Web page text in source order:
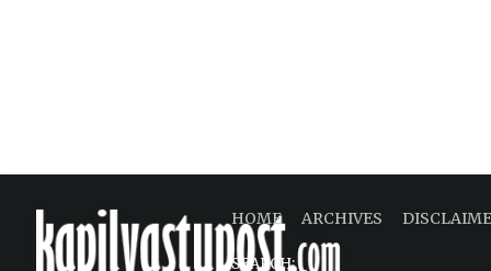
HOME ARCHIVES
SEARCH: